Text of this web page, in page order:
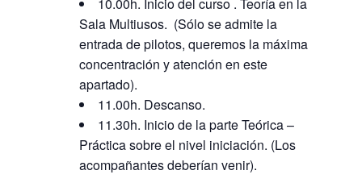
Sala Multiusos. (Sólo se admite la
entrada de pilotos, queremos la máxima
concentración y atención en este
apartado).
11.00h. Descanso.
11.30h. Inicio de la parte Teórica –
Práctica sobre el nivel iniciación. (Los
acompañantes deberían venir).